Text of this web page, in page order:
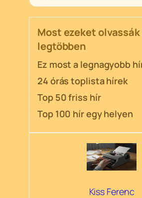
Most ezeket olvassák
legtöbben
Ez most a legnagyobb
24 órás toplista hírek
Top 50 friss hír
Top 100 hír egy helyen
Kiss Ferenc